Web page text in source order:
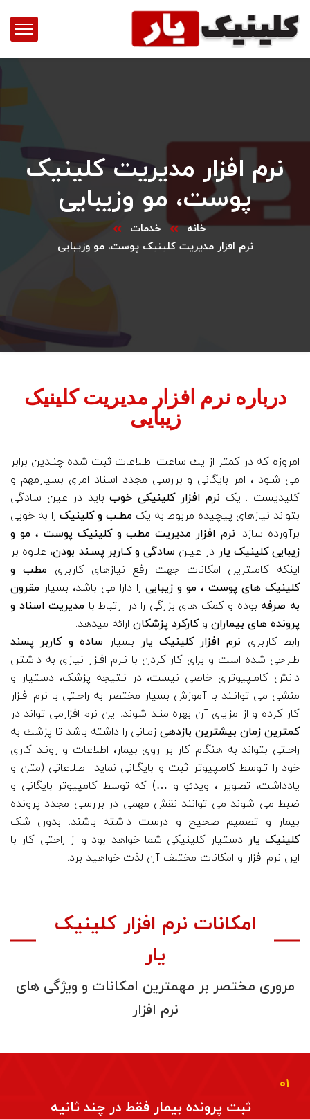
نرم افزار مدیریت کلینیک
پوست، مو وزیبایی
خانه
خدمات
نرم افزار مدیریت کلینیک پوست، مو وزیبایی
درباره نرم افزار مدیریت کلینیک
زیبایی
امروزه كه در كمتر از يك ساعت اطـلاعات ثبت شده چنـدین برابر
می شـود ، امر بايگانی و بررسی مجدد اسناد امری بسیارمهم و
کلیدیست . یک نرم افزار کلینیکی خوبباید در عین سادگی
بتواند نیازهای پیچیده مربوط به یک مطـب و کلینیک را به خوبی
برآورده سازد. نرم افزار مدیریت مطب و کلینیک پوست ، مو و
زیبایی کلینیک یار در عیـن سادگی و کـاربر پسـند بودن، علاوه بر
اینکه کاملترین امکانات جهت رفع نیازهای کاربری مطب و
کلینیک های پوست ، مو و زیبایی را دارا می باشد، بسیار مقرون
به صرفه بوده و کمک های بزرگی را در ارتباط با مدیریت اسناد و
پرونده های بیماران وکارکرد پزشکان ارائه میدهد.
رابط کاربری نرم افزار کلینیک یار بسیار ساده و کاربر پسند
طـراحی شده است و برای کار کردن با نـرم افـزار نیازی به داشتن
دانش کامـپیوتری خاصی نیست، در نـتیجه پزشک، دستیار و
منشی می توانـند با آموزش بسیار مختصر به راحـتی با نرم افـزار
کار کرده و از مزايای آن بهره منـد شوند. این نرم افزارمی تواند در
كمترين زمان بيشترين بازدهی زمـانی را داشته باشد تا پزشك به
راحـتی بتواند به هنگام كار بر روی بيمار، اطلاعات و رونـد كاری
خود را تـوسط كامـپيوتر ثبت و بايگـانی نمايد. اطـلاعاتی (متن و
یادداشت، تصویر ، ویدئو و …) كه توسط كامپيوتر بایگانی و
ضبط می شوند می توانند نقش مهمی در بررسی مجدد پرونده
بیمار و تصمیم صحیح و درست داشته باشند. بدون شک
کلینیک یار دستیار کلینیکی شما خواهد بود و از راحتی کار با
این نرم افزار و امکانات مختلف آن لذت خواهید برد.
امکانات نرم افزار کلینیک
یار
مروری مختصر بر مهمترین امکانات و ویژگی های
نرم افزار
۰۱
ثبت پرونده بیمار فقط در چند ثانیه